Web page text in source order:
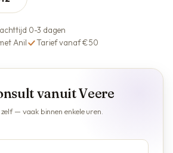
0-3 dagen
Anil
Tarief vanaf €50
vanuit Veere
— vaak binnen enkele uren.